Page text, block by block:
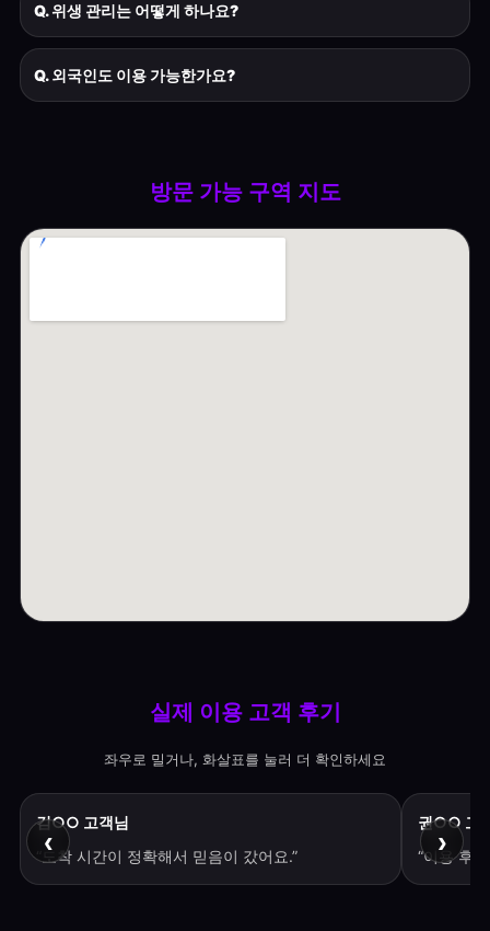
Q. 위생 관리는 어떻게 하나요?
Q. 외국인도 이용 가능한가요?
방문 가능 구역 지도
실제 이용 고객 후기
좌우로 밀거나, 화살표를 눌러 더 확인하세요
‹
김○○ 고객님
“도착 시간이 정확해서 믿음이 갔어요.”
권○○ 고
“이용 후
›